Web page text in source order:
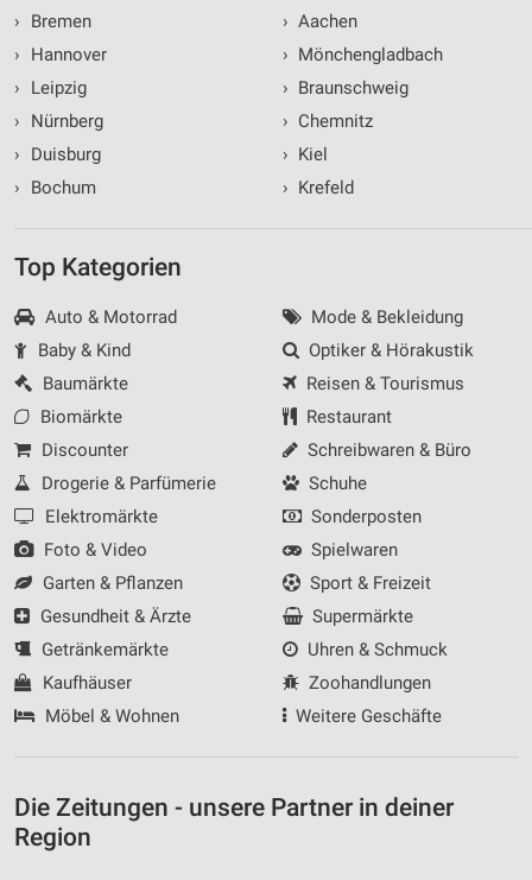
›
Bremen
›
Hannover
›
Leipzig
›
Nürnberg
›
Duisburg
›
Bochum
› Aachen
› Mönchengladbach
› Braunschweig
› Chemnitz
› Kiel
› Krefeld
Top Kategorien
Auto & Motorrad
Baby & Kind
Baumärkte
Biomärkte
Discounter
Drogerie & Parfümerie
Elektromärkte
Foto & Video
Garten & Pflanzen
Gesundheit & Ärzte
Getränkemärkte
Kaufhäuser
Möbel & Wohnen
Mode & Bekleidung
Optiker & Hörakustik
Reisen & Tourismus
Restaurant
Schreibwaren & Büro
Schuhe
Sonderposten
Spielwaren
Sport & Freizeit
Supermärkte
Uhren & Schmuck
Zoohandlungen
Weitere Geschäfte
Die Zeitungen - unsere Partner in deiner
Region